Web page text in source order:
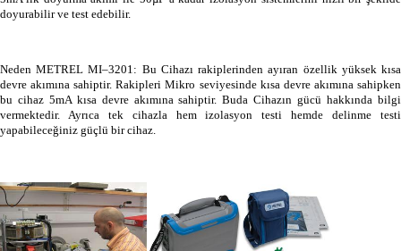
doyurabilir ve test edebilir.
Neden METREL MI–3201: Bu Cihazı rakiplerinden ayıran özellik yüksek kısa
devre akımına sahiptir. Rakipleri Mikro seviyesinde kısa devre akımına sahipken
bu cihaz 5mA kısa devre akımına sahiptir. Buda Cihazın gücü hakkında bilgi
vermektedir. Ayrıca tek cihazla hem izolasyon testi hemde delinme testi
yapabileceğiniz güçlü bir cihaz.